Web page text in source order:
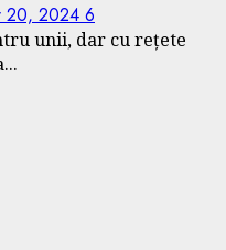
20, 2024 6
unii, dar cu rețete